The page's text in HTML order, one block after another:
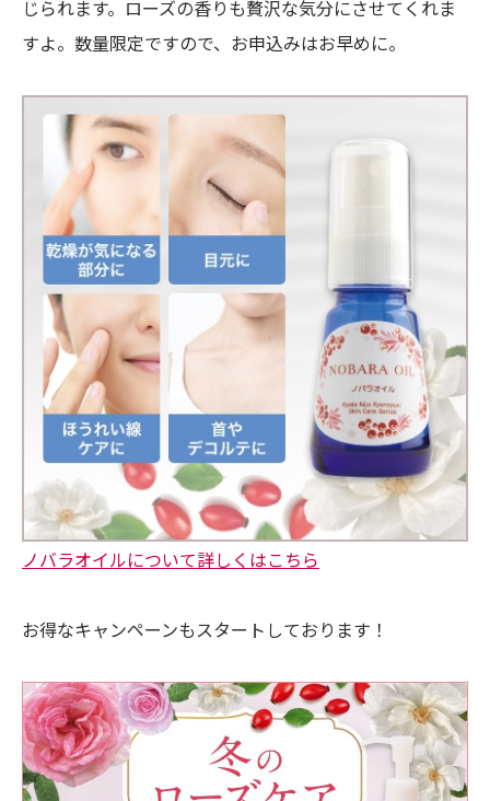
じられます。ローズの香りも贅沢な気分にさせてくれま
すよ。数量限定ですので、お申込みはお早めに。
ノバラオイルについて詳しくはこちら
お得なキャンペーンもスタートしております！